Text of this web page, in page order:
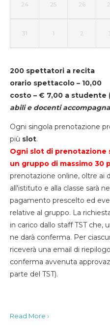
24 25 26
31 1 2
200 spettatori a recita
orario spettacolo – 10,00
costo – € 7,00 a studente
abili e docenti
Ogni singola prenotazione
più slot.
Ogni slot di prenotazione
un gruppo di massimo 30
prenotazione online, oltre ai
all'istituto e alla classe sarà
pagamento prescelto ed
relative al gruppo. La
in carico dallo staff TST che,
ne darà conferma. Per
riceverà una email di
conferma avvenuta
parte del TST).
Read More ›